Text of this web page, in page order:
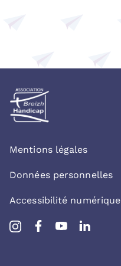
Mentions légales
Données personnelles
Accessibilité numérique